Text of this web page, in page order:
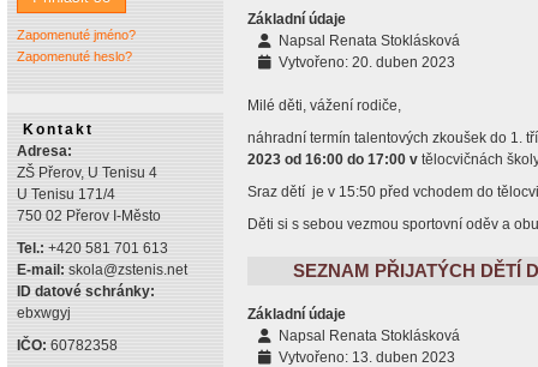
Zapomenuté jméno?
Zapomenuté heslo?
Kontakt
Adresa:
ZŠ Přerov, U Tenisu 4
U Tenisu 171/4
750 02 Přerov I-Město
Tel.: +420 581 701 613
E-mail: skola@zstenis.net
ID datové schránky:
ebxwgyj
IČO: 60782358
Základní údaje
Napsal Renata Stoklásková
Vytvořeno: 20. duben 2023
Milé děti, vážení rodiče,
náhradní termín talentových zkoušek do 1.
2023 od 16:00 do 17:00 vtělocvičnách
Sraz dětí je v 15:50 před vchodem do
Děti si s sebou vezmou sportovní oděv a
SEZNAM PŘIJATÝCH DĚTÍ
Základní údaje
Napsal Renata Stoklásková
Vytvořeno: 13. duben 2023